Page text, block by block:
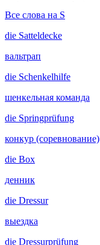
Все слова на S
die Satteldecke
вальтрап
die Schenkelhilfe
шенкельная команда
die Springprüfung
конкур (соревнование)
die Box
денник
die Dressur
выездка
die Dressurprüfung